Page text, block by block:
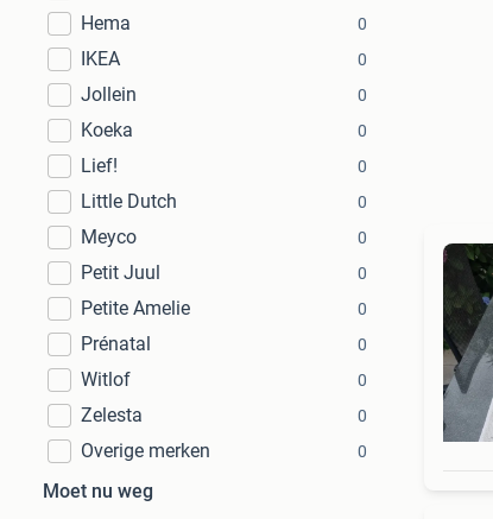
Hema 0
IKEA 0
Jollein 0
Koeka 0
Lief! 0
Little Dutch 0
Meyco 0
Petit Juul 0
Petite Amelie 0
Prénatal 0
Witlof 0
Zelesta 0
Overige merken 0
Moet nu weg